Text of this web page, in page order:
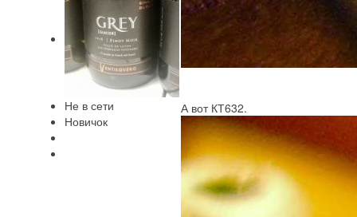
Не в сети
Новичок
А вот КТ632.